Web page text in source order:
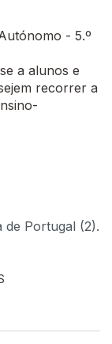
- 5.º
a alunos e
recorrer a
de Portugal (2).